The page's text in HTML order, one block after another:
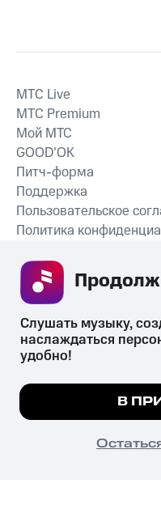
MTС Live
MTС Premium
Мой МТС
GOOD’OK
Питч-форма
Поддержка
Пользовательское
Политика
психотропных веществ, их
их незаконный оборот
законодательством
© 2026 ООО «КИОН».
Все права защищены
Мы используем
Слушать музыку,
наслаждаться
удобно!
В